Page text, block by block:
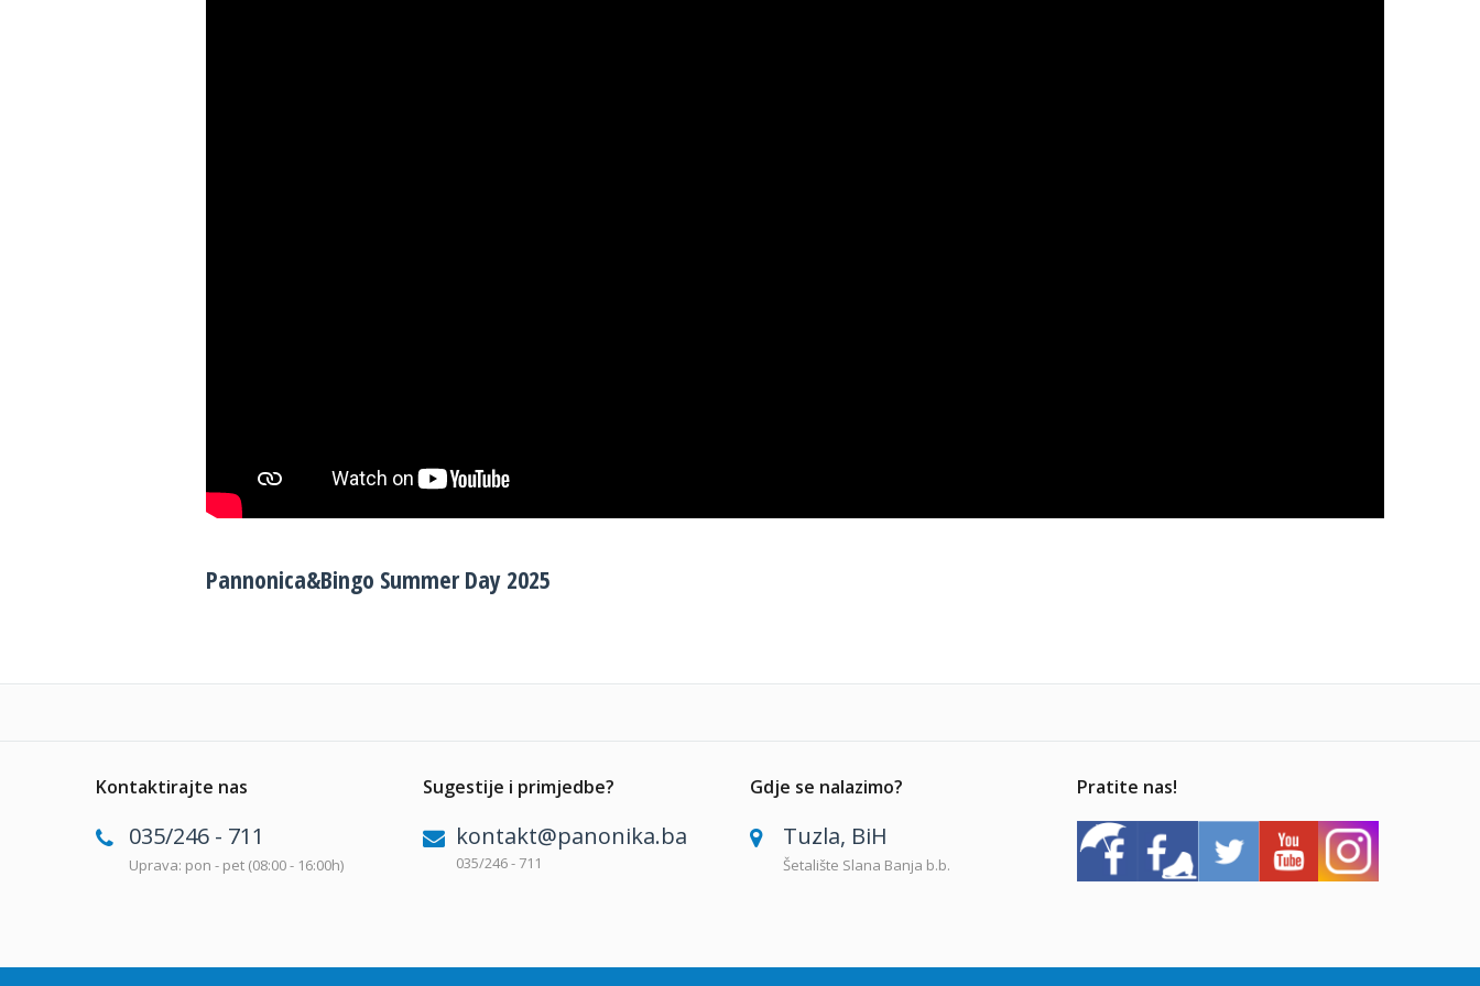
Pannonica&Bingo Summer Day 2025
Kontaktirajte nas
035/246 - 711
Uprava: pon - pet (08:00 - 16:00h)
Sugestije i primjedbe?
kontakt@panonika.ba
035/246 - 711
Gdje se nalazimo?
Tuzla, BiH
Šetalište Slana Banja b.b.
Pratite nas!